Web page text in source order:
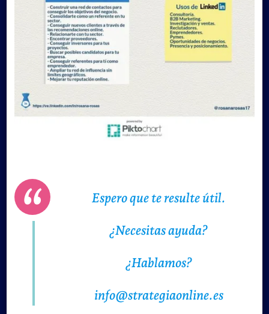
Espero que te resulte útil.
¿Necesitas ayuda?
¿Hablamos?
info@strategiaonline.es